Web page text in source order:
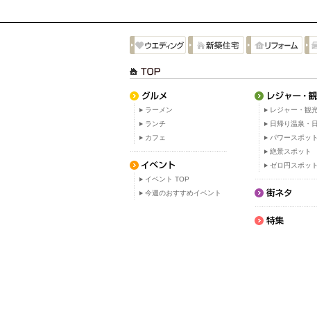
ラーメン
ランチ
カフェ
イベント TOP
今週のおすすめイベント
レジャー・観
日帰り温泉・
パワースポッ
絶景スポット
ゼロ円スポット